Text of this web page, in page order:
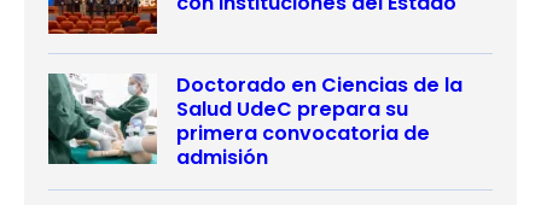
Doctorado en Ciencias de la
Salud UdeC prepara su
primera convocatoria de
admisión